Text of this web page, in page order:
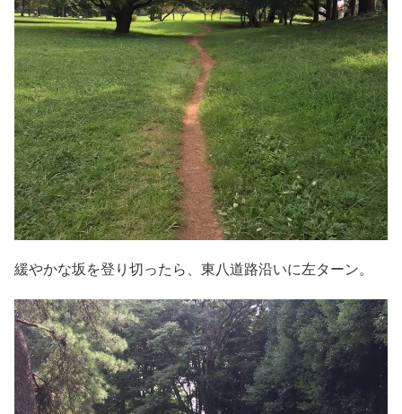
緩やかな坂を登り切ったら、東八道路沿いに左ターン。